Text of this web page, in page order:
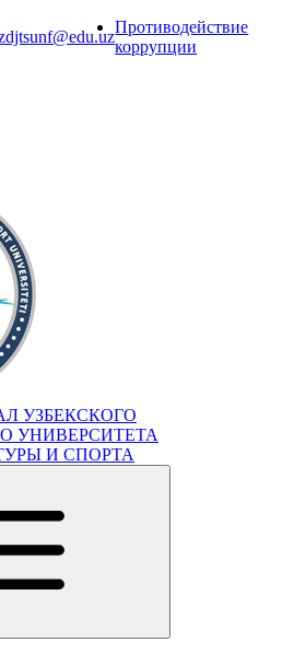
Противодействие
коррупции
УЗБЕКСКОГО
УНИВЕРСИТЕТА
И СПОРТА